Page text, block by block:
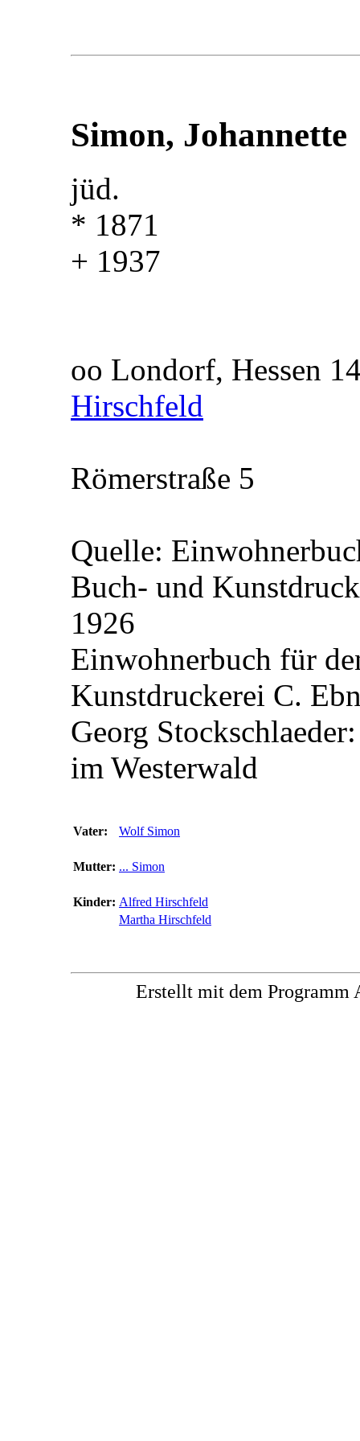
Simon, Johannette
jüd.
* 1871
+ 1937
oo Londorf, Hessen
Hirschfeld
Römerstraße 5
Quelle:
Buch- und
1926
Einwohnerbuch für
Kunstdruckerei C.
Georg
im Westerwald
Vater: Wolf Simon
Mutter: ... Simon
Kinder: Alfred Hirschfeld
Martha Hirschfeld
Erstellt mit dem